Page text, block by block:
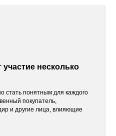
несколько
стать понятным для каждого
покупатель,
и другие лица, влияющие